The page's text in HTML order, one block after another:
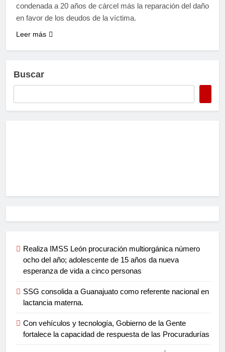
condenada a 20 años de cárcel más la reparación del daño
en favor de los deudos de la víctima.
Leer más
Buscar
Realiza IMSS León procuración multiorgánica número
ocho del año; adolescente de 15 años da nueva
esperanza de vida a cinco personas
SSG consolida a Guanajuato como referente nacional en
lactancia materna.
Con vehículos y tecnología, Gobierno de la Gente
fortalece la capacidad de respuesta de las Procuradurías